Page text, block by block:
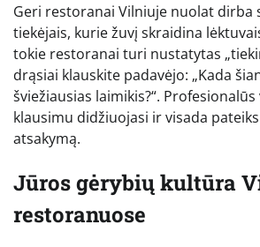
Geri restoranai Vilniuje nuolat dirba
tiekėjais, kurie žuvį skraidina
tokie restoranai turi nustatytas
drąsiai klauskite padavėjo: „Kada
šviežiausias laimikis?“.
klausimu didžiuojasi ir visada
atsakymą.
Jūros gėrybių kultūra
restoranuose